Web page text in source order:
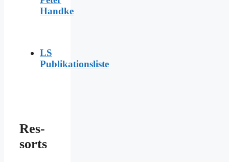
Handke
LS
Publikationsliste
Res­
sorts